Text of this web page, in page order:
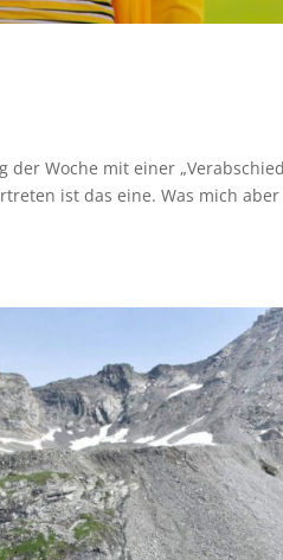
Woche mit einer
ist das eine. Was mich